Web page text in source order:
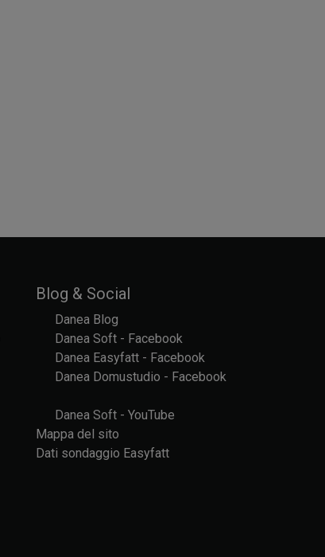
Blog & Social
Danea Blog
Danea Soft - Facebook
Danea Easyfatt - Facebook
Danea Domustudio - Facebook
Danea Soft - YouTube
Mappa del sito
Dati sondaggio Easyfatt